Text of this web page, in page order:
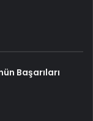
Başarıları